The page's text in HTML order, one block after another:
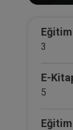
Eğitim
3
E-
5
Eğitim